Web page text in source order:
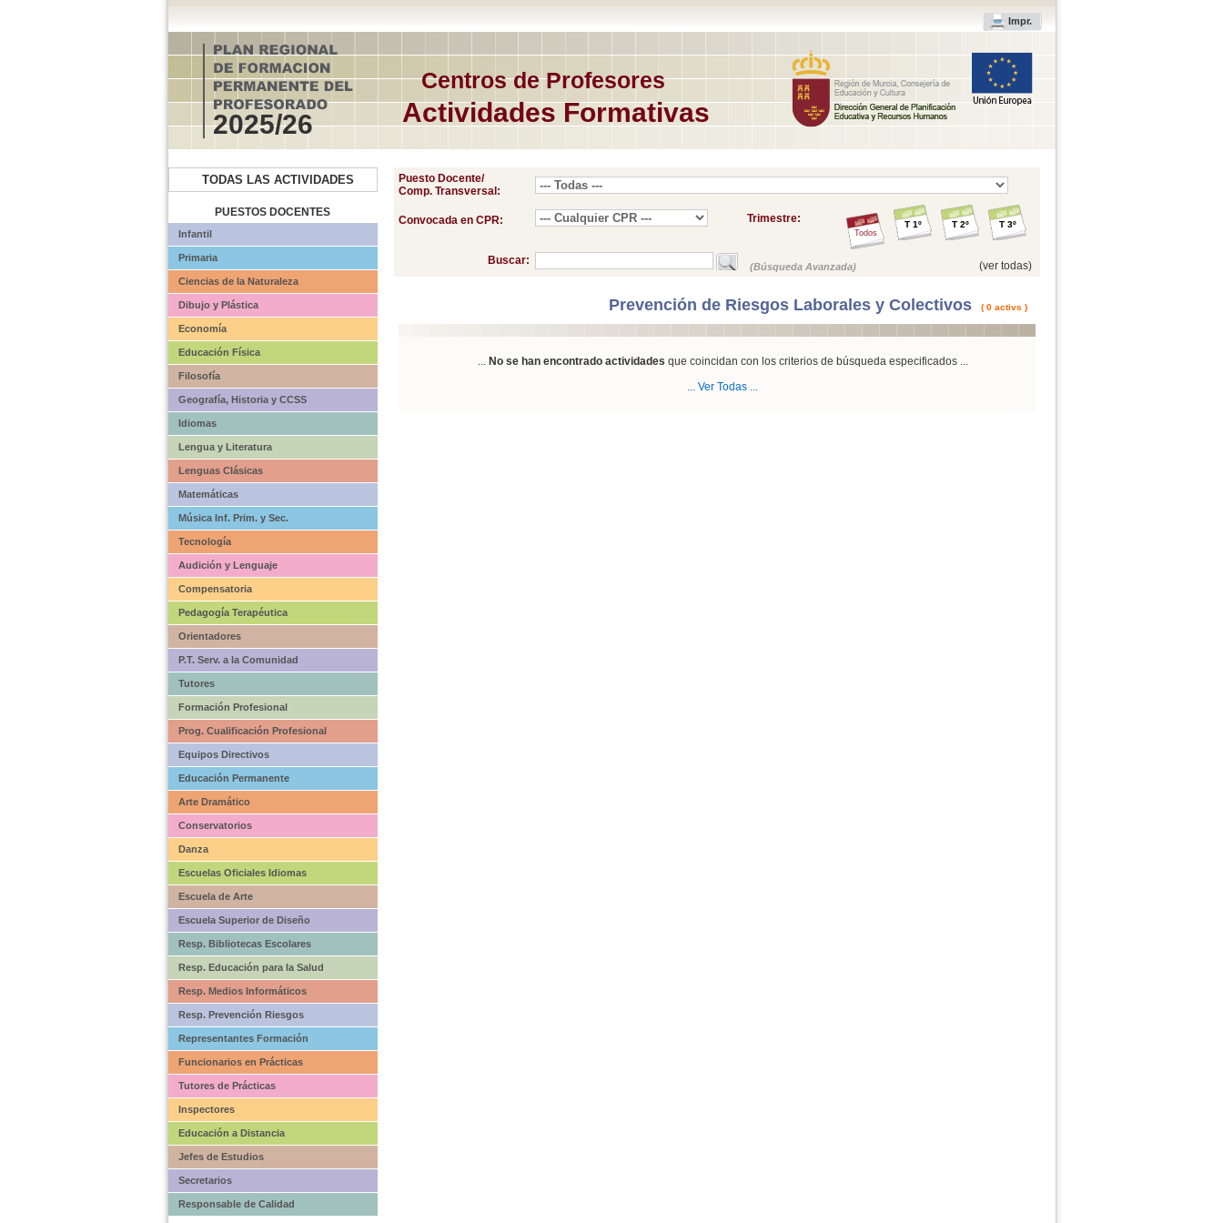
Impr.
Centros de Profesores
Actividades Formativas
2025/26
TODAS LAS ACTIVIDADES
PUESTOS DOCENTES
Infantil
Primaria
Ciencias de la Naturaleza
Dibujo y Plástica
Economía
Educación Física
Filosofía
Geografía, Historia y CCSS
Idiomas
Lengua y Literatura
Lenguas Clásicas
Matemáticas
Música Inf. Prim. y Sec.
Tecnología
Audición y Lenguaje
Compensatoria
Pedagogía Terapéutica
Orientadores
P.T. Serv. a la Comunidad
Tutores
Formación Profesional
Prog. Cualificación Profesional
Equipos Directivos
Educación Permanente
Arte Dramático
Conservatorios
Danza
Escuelas Oficiales Idiomas
Escuela de Arte
Escuela Superior de Diseño
Resp. Bibliotecas Escolares
Resp. Educación para la Salud
Resp. Medios Informáticos
Resp. Prevención Riesgos
Representantes Formación
Funcionarios en Prácticas
Tutores de Prácticas
Inspectores
Educación a Distancia
Jefes de Estudios
Secretarios
Responsable de Calidad
Puesto Docente/
Comp. Transversal:
Convocada en CPR: T 3º
T 2º
T 1º
Todos
Trimestre:
Buscar: (Búsqueda Avanzada) (ver todas)
Prevención de Riesgos Laborales y Colectivos ( 0 activs )
... No se han encontrado actividades que coincidan con los criterios de búsqueda especificados ...
... Ver Todas ...